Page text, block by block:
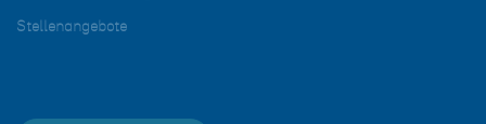
Stellenangebote